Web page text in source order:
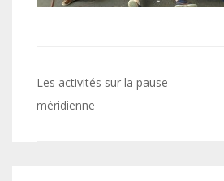
Navigation
de
Les activités sur la pause
méridienne